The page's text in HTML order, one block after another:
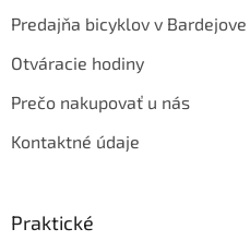
Predajňa bicyklov v Bardejove
Otváracie hodiny
Prečo nakupovať u nás
Kontaktné údaje
Praktické